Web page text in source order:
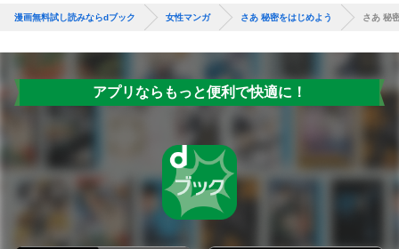
漫画無料試し読みならdブック 女性マンガ さあ 秘密をはじめよう さあ 秘
アプリならもっと便利で快適に！